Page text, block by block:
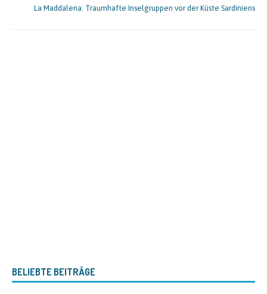
La Maddalena: Traumhafte Inselgruppen vor der Küste Sardiniens
BELIEBTE BEITRÄGE